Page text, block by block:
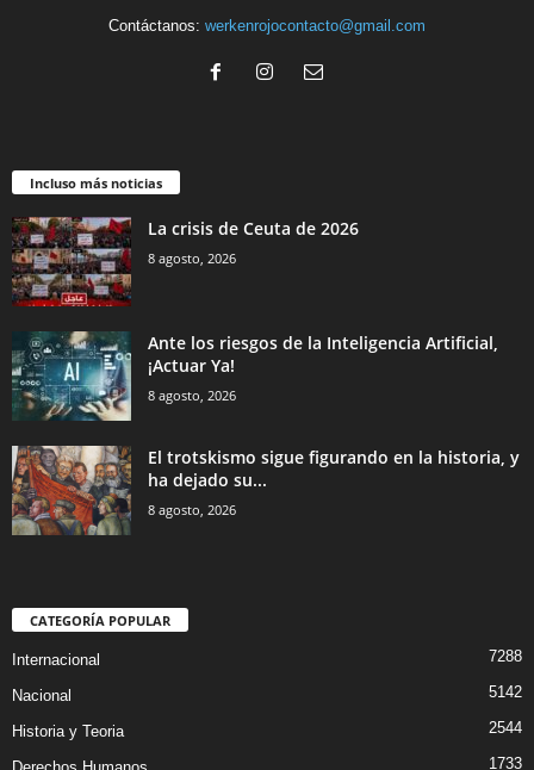
Contáctanos: werkenrojocontacto@gmail.com
Incluso más noticias
La crisis de Ceuta de 2026
8 agosto, 2026
Ante los riesgos de la Inteligencia Artificial,
¡Actuar Ya!
8 agosto, 2026
El trotskismo sigue figurando en la historia, y
ha dejado su...
8 agosto, 2026
CATEGORÍA POPULAR
Internacional 7288
Nacional 5142
Historia y Teoria 2544
1733